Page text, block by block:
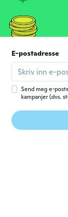
I
ca. 5 år
T Terry
Ble
David
Ble
E-postadresse
Send meg e-
kampanjer (dvs.